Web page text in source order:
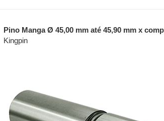
Pino Manga Ø 45,00 mm até 45,90 mm x
Kingpin